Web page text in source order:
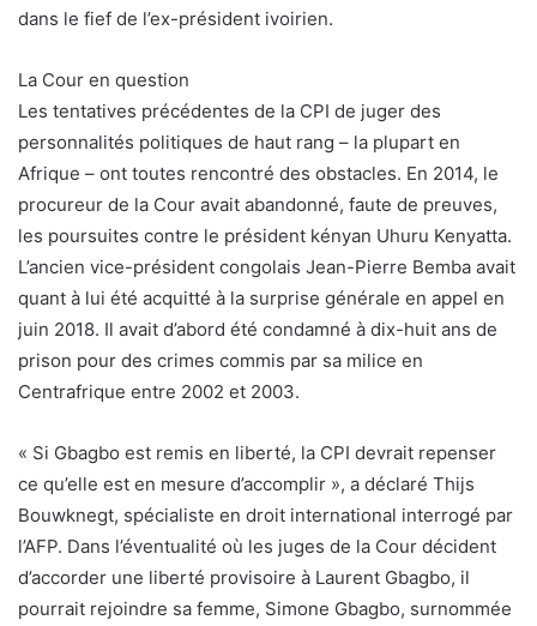
dans le fief de l’ex-président ivoirien.
La Cour en question
Les tentatives précédentes de la CPI de juger des
personnalités politiques de haut rang – la plupart en
Afrique – ont toutes rencontré des obstacles. En 2014, le
procureur de la Cour avait abandonné, faute de preuves,
les poursuites contre le président kényan Uhuru Kenyatta.
L’ancien vice-président congolais Jean-Pierre Bemba avait
quant à lui été acquitté à la surprise générale en appel en
juin 2018. Il avait d’abord été condamné à dix-huit ans de
prison pour des crimes commis par sa milice en
Centrafrique entre 2002 et 2003.
« Si Gbagbo est remis en liberté, la CPI devrait repenser
ce qu’elle est en mesure d’accomplir », a déclaré Thijs
Bouwknegt, spécialiste en droit international interrogé par
l’AFP. Dans l’éventualité où les juges de la Cour décident
d’accorder une liberté provisoire à Laurent Gbagbo, il
pourrait rejoindre sa femme, Simone Gbagbo, surnommée